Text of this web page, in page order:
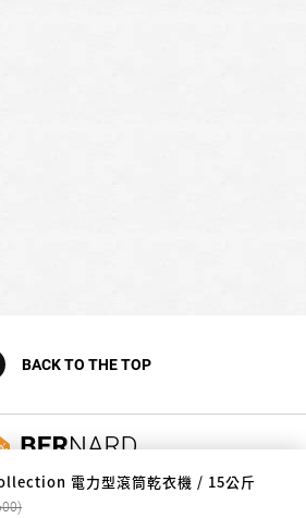
電力型滾筒乾衣機 / 15公斤
BACK TO THE TOP
友誠購物